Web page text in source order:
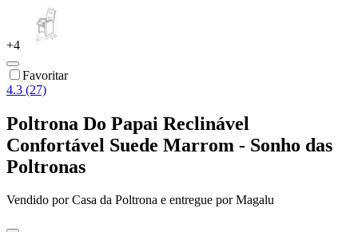
+4
Favoritar
4.3 (27)
Poltrona Do Papai Reclinável
Confortável Suede Marrom - Sonho das
Poltronas
Vendido porCasa da Poltrona e entregue por Magalu